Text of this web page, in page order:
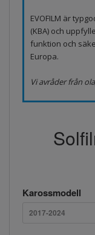
EVOFILM är
(KBA) och
funktion och
Europa.
Vi avråder från
Karossmodell
2017-2024